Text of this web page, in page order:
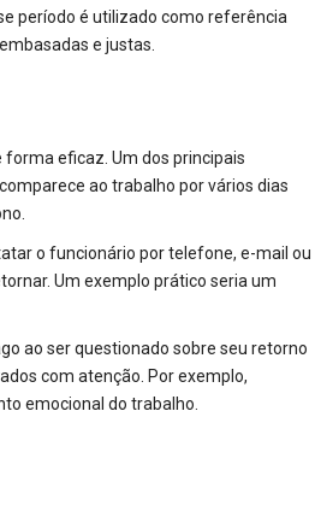
período é utilizado como referência
e justas.
forma eficaz. Um dos principais
ao trabalho por vários dias
o funcionário por telefone, e-mail ou
Um exemplo prático seria um
ao ser questionado sobre seu retorno
com atenção. Por exemplo,
emocional do trabalho.